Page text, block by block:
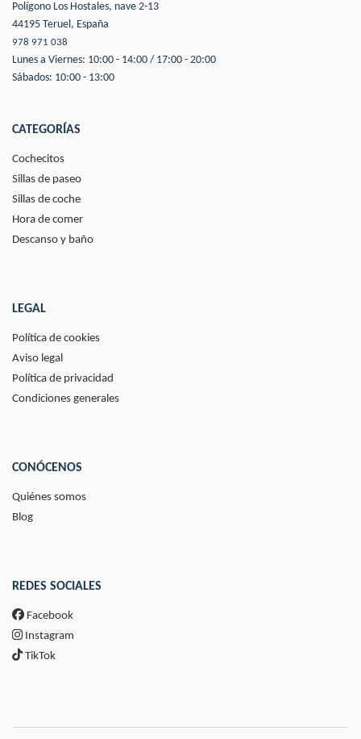
Polígono Los Hostales, nave 2-13
44195 Teruel, España
978 971 038
Lunes a Viernes: 10:00 - 14:00 / 17:00 - 20:00
Sábados: 10:00 - 13:00
CATEGORÍAS
Cochecitos
Sillas de paseo
Sillas de coche
Hora de comer
Descanso y baño
LEGAL
Política de cookies
Aviso legal
Política de privacidad
Condiciones generales
CONÓCENOS
Quiénes somos
Blog
REDES SOCIALES
Facebook
Instagram
TikTok